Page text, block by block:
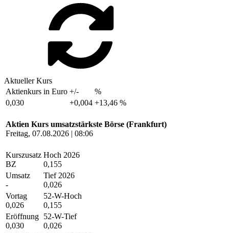
Aktueller Kurs
Aktienkurs in Euro +/-
%
0,030
+0,004 +13,46 %
Aktien Kurs umsatzstärkste Börse (Frankfurt)
Freitag, 07.08.2026 | 08:06
Kurszusatz
BZ
Hoch 2026
0,155
Umsatz
-
Tief 2026
0,026
Vortag
0,026
52-W-Hoch
0,155
Eröffnung
0,030
52-W-Tief
0,026